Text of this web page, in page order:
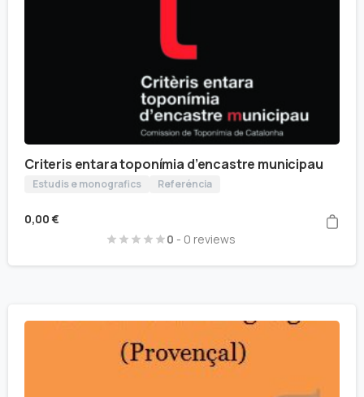
Criteris entara toponímia d’encastre municipau
Estudis e monografics Referéncia
0,00 €
0 - 0 reviews